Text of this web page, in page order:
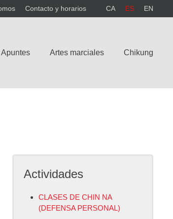
Contacto y horarios CA ES EN
Apuntes Artes marciales Chikung
Actividades
CLASES DE CHIN NA
(DEFENSA PERSONAL)